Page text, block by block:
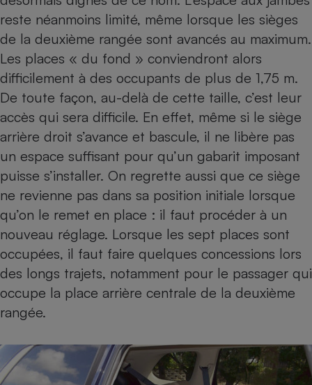
reste néanmoins limité, même lorsque les sièges
de la deuxième rangée sont avancés au maximum.
Les places « du fond » conviendront alors
difficilement à des occupants de plus de 1,75 m.
De toute façon, au-delà de cette taille, c’est leur
accès qui sera difficile. En effet, même si le siège
arrière droit s’avance et bascule, il ne libère pas
un espace suffisant pour qu’un gabarit imposant
puisse s’installer. On regrette aussi que ce siège
ne revienne pas dans sa position initiale lorsque
qu’on le remet en place : il faut procéder à un
nouveau réglage. Lorsque les sept places sont
occupées, il faut faire quelques concessions lors
des longs trajets, notamment pour le passager qui
occupe la place arrière centrale de la deuxième
rangée.